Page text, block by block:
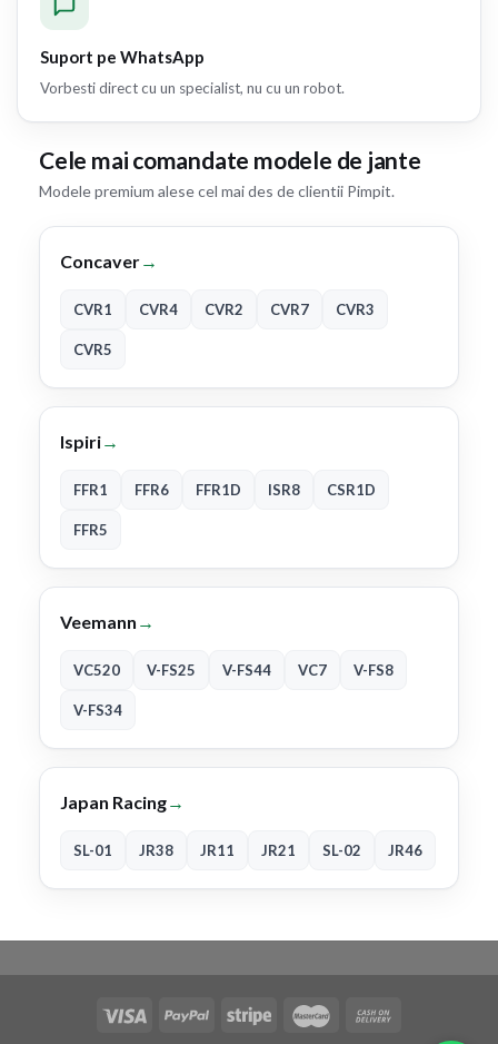
Suport pe WhatsApp
Vorbesti direct cu un specialist, nu cu un robot.
Cele mai comandate modele de jante
Modele premium alese cel mai des de clientii Pimpit.
Concaver→
CVR1 CVR4 CVR2 CVR7 CVR3
CVR5
Ispiri→
FFR1 FFR6 FFR1D ISR8 CSR1D
FFR5
Veemann →
VC520 V-FS25 V-FS44 VC7 V-FS8
V-FS34
Japan Racing→
SL-01 JR38 JR11 JR21 SL-02 JR46